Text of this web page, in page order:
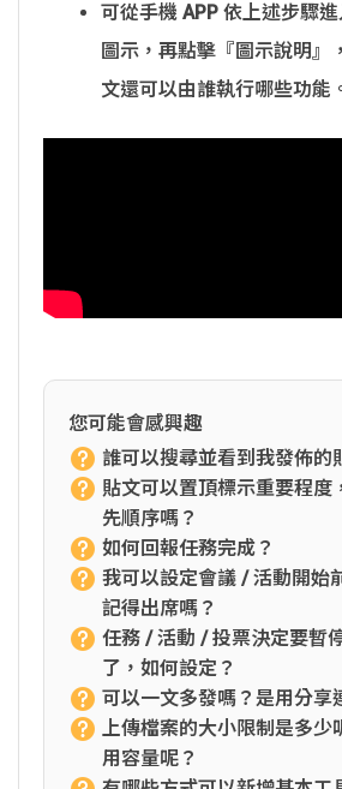
可從手機 APP 依上述步驟
圖示，再點擊『圖示說明』
文還可以由誰執行哪些功能
您可能會感興趣
誰可以搜尋並看到我發佈的
貼文可以置頂標示重要程度
先順序嗎？
如何回報任務完成？
我可以設定會議 / 活動開始
記得出席嗎？
任務 / 活動 / 投票決定要暫
了，如何設定？
可以一文多發嗎？是用分享
上傳檔案的大小限制是多少
用容量呢？